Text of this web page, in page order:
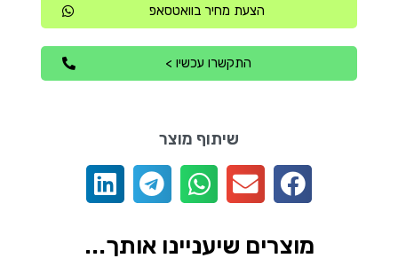
הצעת מחיר בוואטסאפ
התקשרו עכשיו >
שיתוף מוצר
מוצרים שיעניינו אותך...